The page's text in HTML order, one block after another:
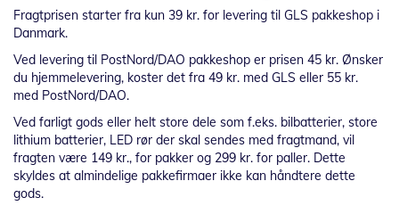
Fragtprisen starter fra kun 39 kr. for levering til GLS pakkeshop i
Danmark.
Ved levering til PostNord/DAO pakkeshop er prisen 45 kr. Ønsker
du hjemmelevering, koster det fra 49 kr. med GLS eller 55 kr.
med PostNord/DAO.
Ved farligt gods eller helt store dele som f.eks. bilbatterier, store
lithium batterier, LED rør der skal sendes med fragtmand, vil
fragten være 149 kr., for pakker og 299 kr. for paller. Dette
skyldes at almindelige pakkefirmaer ikke kan håndtere dette
gods.